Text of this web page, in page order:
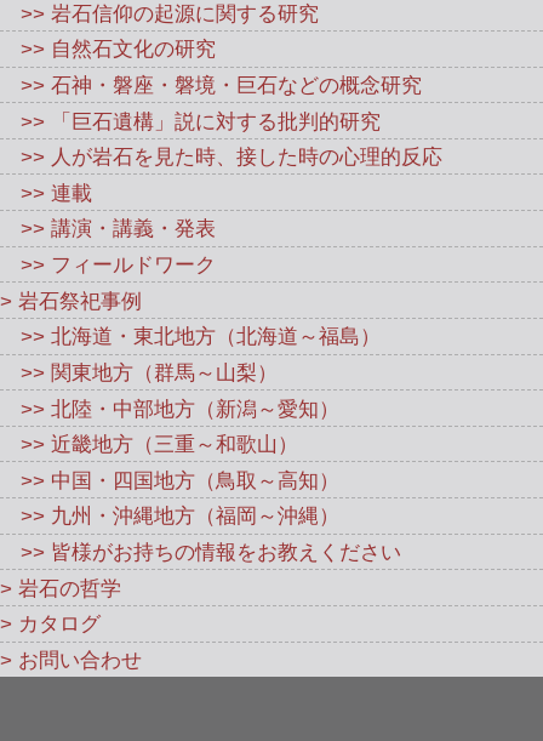
>> 岩石信仰の起源に関する研究
>> 自然石文化の研究
>> 石神・磐座・磐境・巨石などの概念研究
>> 「巨石遺構」説に対する批判的研究
>> 人が岩石を見た時、接した時の心理的反応
>> 連載
>> 講演・講義・発表
>> フィールドワーク
> 岩石祭祀事例
>> 北海道・東北地方（北海道～福島）
>> 関東地方（群馬～山梨）
>> 北陸・中部地方（新潟～愛知）
>> 近畿地方（三重～和歌山）
>> 中国・四国地方（鳥取～高知）
>> 九州・沖縄地方（福岡～沖縄）
>> 皆様がお持ちの情報をお教えください
> 岩石の哲学
> カタログ
> お問い合わせ